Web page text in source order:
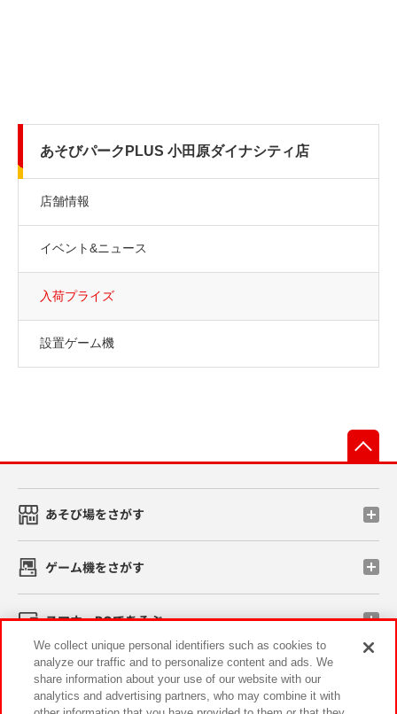
あそびパークPLUS 小田原ダイナシティ店
店舗情報
イベント&ニュース
入荷プライズ
設置ゲーム機
あそび場をさがす
ゲーム機をさがす
スマホ・PCであそぶ
イベント・キャンペーン
We collect unique personal identifiers such as cookies to
analyze our traffic and to personalize content and ads. We
share information about your use of our website with our
analytics and advertising partners, who may combine it with